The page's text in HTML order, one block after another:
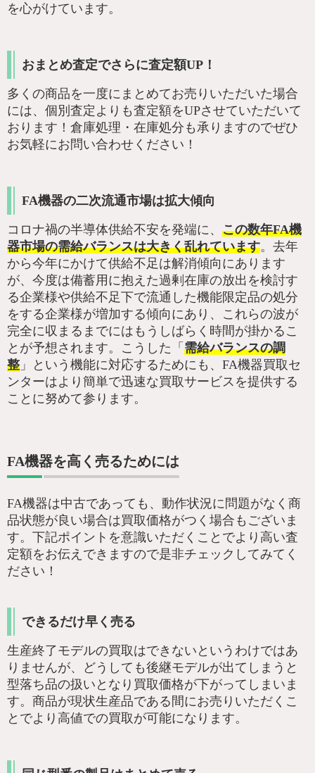
を心がけています。
おまとめ査定でさらに査定額UP！
多くの商品を一度にまとめてお売りいただいた場合
には、個別査定よりも査定額をUPさせていただいて
おります！倉庫処理・在庫処分も承りますのでぜひ
お気軽にお問い合わせください！
FA機器の二次流通市場は拡大傾向
コロナ禍の半導体供給不安を発端に、 この数年FA機
器市場の需給バランスは大きく乱れています。去年
から今年にかけて供給不足は解消傾向にあります
が、今度は備蓄用に抱えた過剰在庫の放出を検討す
る企業様や供給不足下で流通した機能限定品の処分
をする企業様が増加する傾向にあり、これらの波が
完全に収まるまでにはもうしばらく時間が掛かるこ
とが予想されます。こうした「 需給バランスの調
整 」という機能に対応するためにも、FA機器買取セ
ンターはより簡単で迅速な買取サービスを提供する
ことに努めて参ります。
FA機器を高く売るためには
FA機器は中古であっても、動作状況に問題がなく商
品状態が良い場合は買取価格がつく場合もございま
す。下記ポイントを意識いただくことでより高い査
定額をお伝えできますので是非チェックしてみてく
ださい！
できるだけ早く売る
生産終了モデルの買取はできないというわけではあ
りませんが、どうしても後継モデルが出てしまうと
型落ち品の扱いとなり買取価格が下がってしまいま
す。商品が現状生産品である間にお売りいただくこ
とでより高値での買取が可能になります。